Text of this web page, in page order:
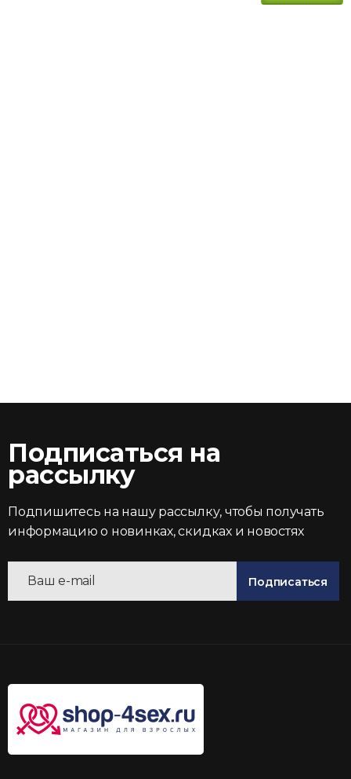
Подписаться на
рассылку
Подпишитесь на нашу рассылку, чтобы получать
информацию о новинках, скидках и новостях
Подписаться